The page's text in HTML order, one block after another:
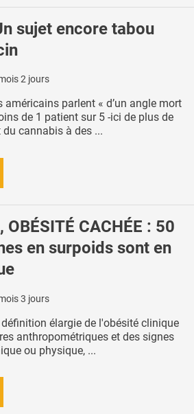
sujet encore tabou
2 jours
américains parlent « d’un angle mort
de 1 patient sur 5 -ici de plus de
cannabis à des ...
OBÉSITÉ CACHÉE : 50
en surpoids sont en
3 jours
élargie de l'obésité clinique
anthropométriques et des signes
ou physique, ...